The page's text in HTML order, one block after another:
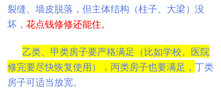
裂缝、墙皮脱落，但主体结构（柱子、大梁）没
坏， 花点钱修修还能住。
乙类、甲类房子要严格满足（比如学校、医院
修完要尽快恢复使用），丙类房子也要满足， 丁类
房子可适当放宽。